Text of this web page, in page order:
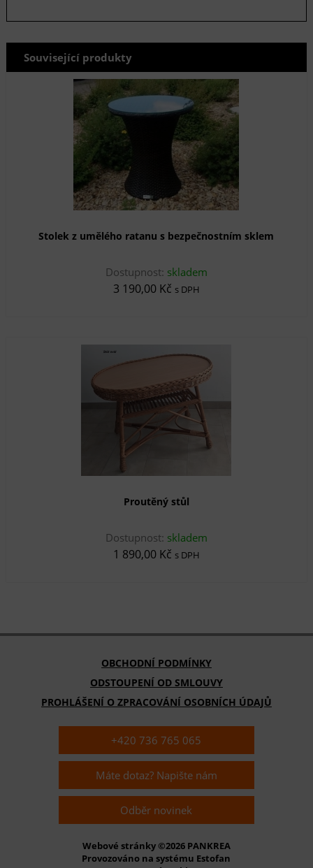
Související produkty
Stolek z umělého ratanu s bezpečnostním sklem
Dostupnost: skladem
3 190,00 Kč s DPH
Proutěný stůl
Dostupnost: skladem
1 890,00 Kč s DPH
OBCHODNÍ PODMÍNKY
ODSTOUPENÍ OD SMLOUVY
PROHLÁŠENÍ O ZPRACOVÁNÍ OSOBNÍCH ÚDAJŮ
+420 736 765 065
Máte dotaz? Napište nám
Odběr novinek
Webové stránky ©2026 PANKREA
Provozováno na systému Estofan